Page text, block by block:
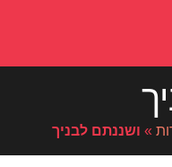
» ושננתם לבניך